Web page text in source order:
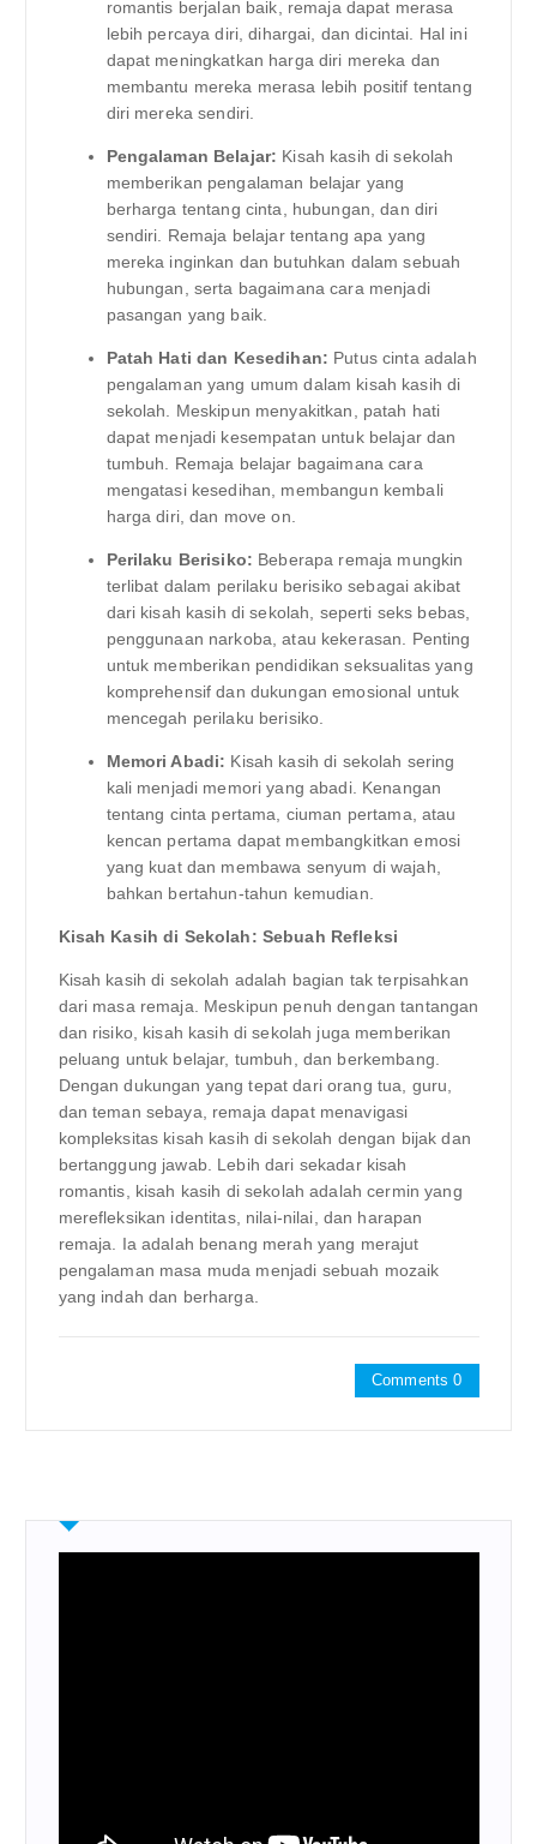
romantis berjalan baik, remaja dapat merasa
lebih percaya diri, dihargai, dan dicintai. Hal ini
dapat meningkatkan harga diri mereka dan
membantu mereka merasa lebih positif tentang
diri mereka sendiri.
Pengalaman Belajar: Kisah kasih di sekolah
memberikan pengalaman belajar yang
berharga tentang cinta, hubungan, dan diri
sendiri. Remaja belajar tentang apa yang
mereka inginkan dan butuhkan dalam sebuah
hubungan, serta bagaimana cara menjadi
pasangan yang baik.
Patah Hati dan Kesedihan: Putus cinta adalah
pengalaman yang umum dalam kisah kasih di
sekolah. Meskipun menyakitkan, patah hati
dapat menjadi kesempatan untuk belajar dan
tumbuh. Remaja belajar bagaimana cara
mengatasi kesedihan, membangun kembali
harga diri, dan move on.
Perilaku Berisiko: Beberapa remaja mungkin
terlibat dalam perilaku berisiko sebagai akibat
dari kisah kasih di sekolah, seperti seks bebas,
penggunaan narkoba, atau kekerasan. Penting
untuk memberikan pendidikan seksualitas yang
komprehensif dan dukungan emosional untuk
mencegah perilaku berisiko.
Memori Abadi: Kisah kasih di sekolah sering
kali menjadi memori yang abadi. Kenangan
tentang cinta pertama, ciuman pertama, atau
kencan pertama dapat membangkitkan emosi
yang kuat dan membawa senyum di wajah,
bahkan bertahun-tahun kemudian.
Kisah Kasih di Sekolah: Sebuah Refleksi
Kisah kasih di sekolah adalah bagian tak terpisahkan
dari masa remaja. Meskipun penuh dengan tantangan
dan risiko, kisah kasih di sekolah juga memberikan
peluang untuk belajar, tumbuh, dan berkembang.
Dengan dukungan yang tepat dari orang tua, guru,
dan teman sebaya, remaja dapat menavigasi
kompleksitas kisah kasih di sekolah dengan bijak dan
bertanggung jawab. Lebih dari sekadar kisah
romantis, kisah kasih di sekolah adalah cermin yang
merefleksikan identitas, nilai-nilai, dan harapan
remaja. Ia adalah benang merah yang merajut
pengalaman masa muda menjadi sebuah mozaik
yang indah dan berharga.
Comments 0